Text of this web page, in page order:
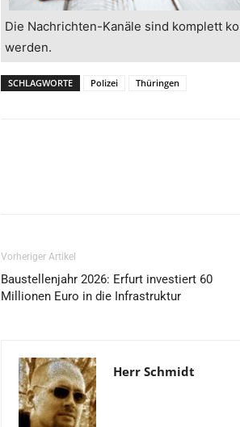
Die Nachrichten-Kanäle sind komplett
werden.
SCHLAGWORTE Polizei Thüringen
Vorheriger Artikel
Baustellenjahr 2026: Erfurt investiert 60
Millionen Euro in die Infrastruktur
Herr Schmidt